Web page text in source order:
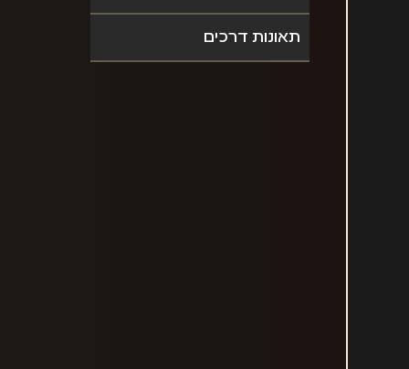
תאונות דרכים